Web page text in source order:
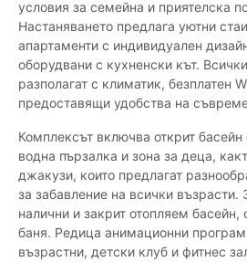
условия за семейна и приятелска
Настаняването предлага уютни
апартаменти с индивидуален
оборудвани с кухненски кът.
разполагат с климатик, безплатен
предоставящи удобства на
Комплексът включва открит
водна пързалка и зона за деца,
джакузи, които предлагат
за забавление на всички възрасти.
налични и закрит отопляем басейн,
баня. Редица анимационни
възрастни, детски клуб и фитнес